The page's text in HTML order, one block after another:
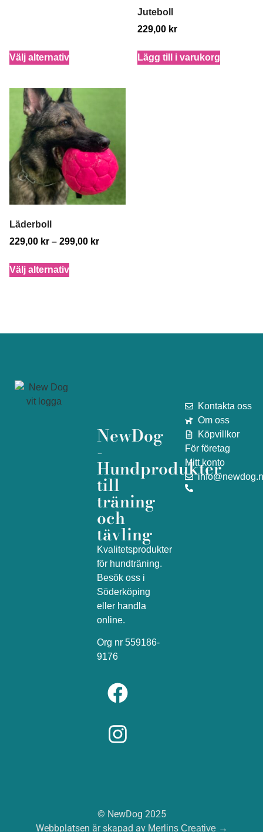
Välj alternativ
Juteboll
229,00 kr
Lägg till i varukorg
Läderboll
229,00 kr – 299,00 kr
Välj alternativ
NewDog
-
Hundprodukter
till
träning
och
tävling
Kvalitetsprodukter
för hundträning.
Besök oss i
Söderköping
eller handla
online.
Org nr 559186-
9176
Kontakta oss
Om oss
Köpvillkor
För företag
Mitt konto
© NewDog 2025
Webbplatsen är skapad av Merlins Creative→